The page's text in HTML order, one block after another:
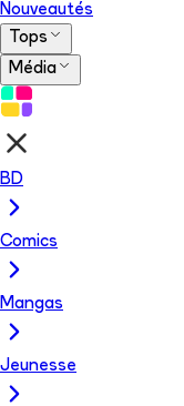
Nouveautés
Tops
Média
BD
Comics
Mangas
Jeunesse